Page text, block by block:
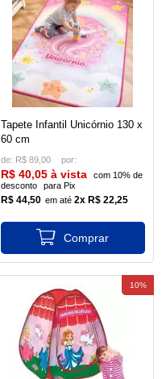
Tapete Infantil Unicórnio 130 x
60 cm
de: R$ 89,00
R$ 44,50 2x R$ 22,25
R$ 40,05 à vista
com 10% de
desconto
para Pix
10%